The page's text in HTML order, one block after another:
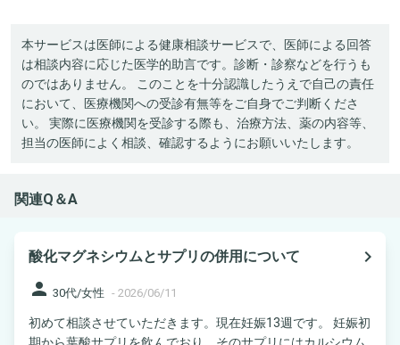
本サービスは医師による健康相談サービスで、医師による回答
は相談内容に応じた医学的助言です。診断・診察などを行うも
のではありません。 このことを十分認識したうえで自己の責任
において、医療機関への受診有無等をご自身でご判断くださ
い。 実際に医療機関を受診する際も、治療方法、薬の内容等、
担当の医師によく相談、確認するようにお願いいたします。
関連Q＆A
酸化マグネシウムとサプリの併用について
navigate_next
person 30代/女性 - 2026/06/11
初めて相談させていただきます。現在妊娠13週です。 妊娠初